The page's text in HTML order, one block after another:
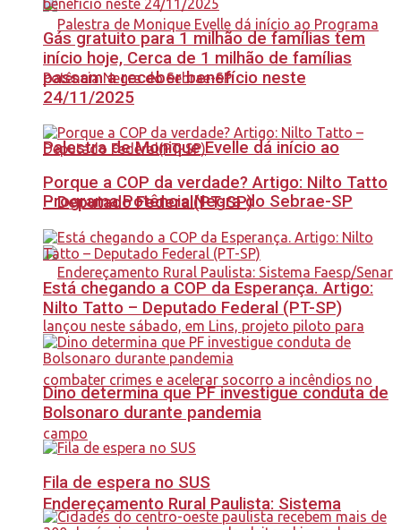
Palestra de Monique Evelle dá início ao
Programa Potência Negra do Sebrae-SP
Endereçamento Rural Paulista: Sistema
Gás gratuito para 1 milhão de famílias tem
início hoje, Cerca de 1 milhão de famílias
passam a receber benefício neste
24/11/2025
Porque a COP da verdade? Artigo: Nilto Tatto
– Deputado Federal(PT-SP)
Está chegando a COP da Esperança. Artigo:
Nilto Tatto – Deputado Federal (PT-SP)
Dino determina que PF investigue conduta de
Bolsonaro durante pandemia
Fila de espera no SUS